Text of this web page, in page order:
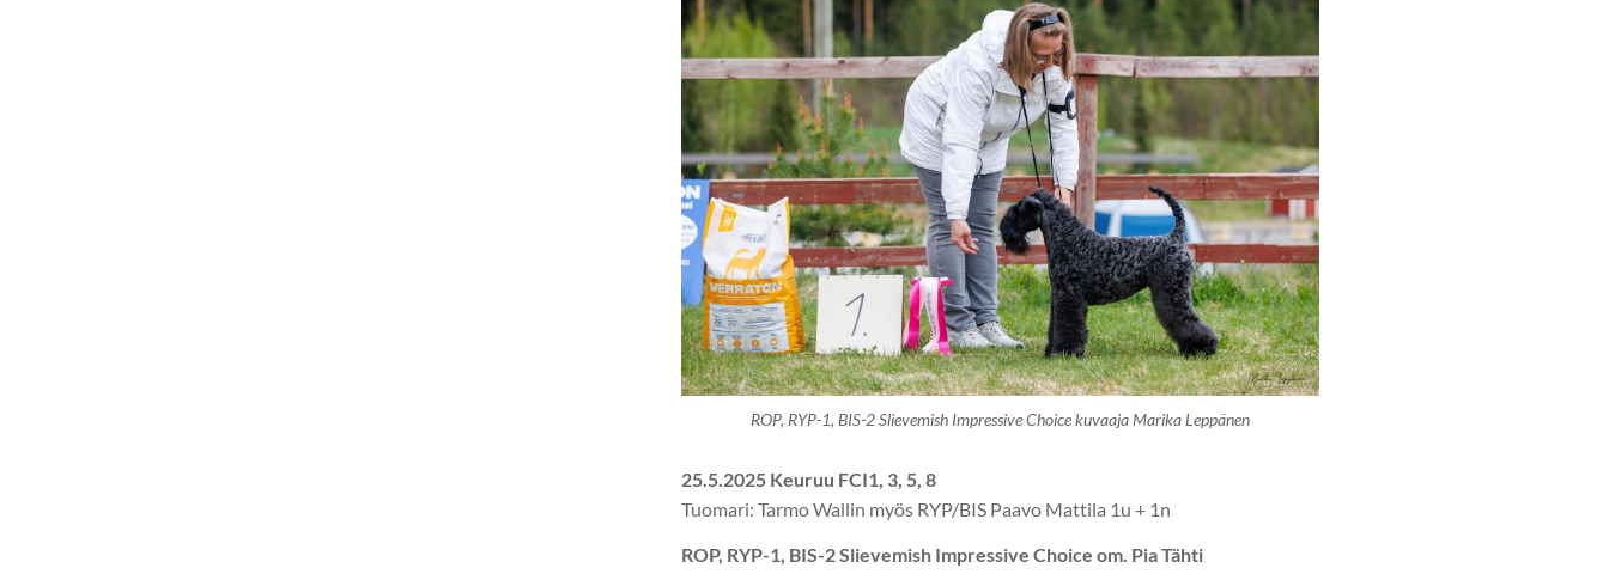
ROP, RYP-1, BIS-2 Slievemish Impressive Choice kuvaaja Marika Leppänen
25.5.2025 Keuruu FCI1, 3, 5, 8
Tuomari: Tarmo Wallin myös RYP/BIS Paavo Mattila 1u + 1n
ROP, RYP-1, BIS-2 Slievemish Impressive Choice om. Pia Tähti